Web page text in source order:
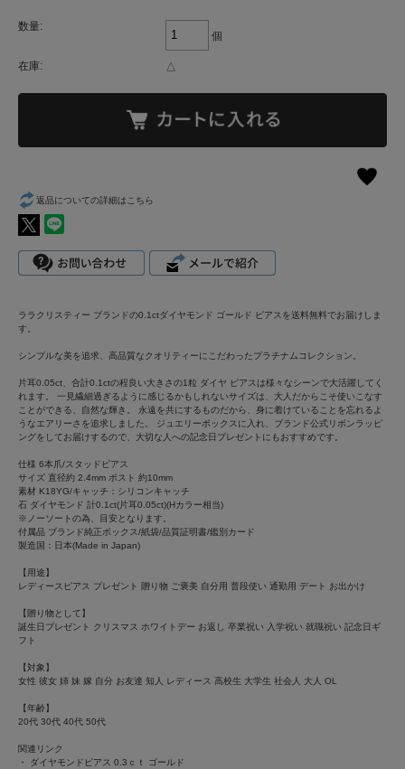
数量:
個
在庫: △
返品についての詳細はこちら
ララクリスティー ブランドの0.1ctダイヤモンド ゴールド ピアスを送料無料でお届けしま
す。
シンプルな美を追求、高品質なクオリティーにこだわったプラチナムコレクション。
片耳0.05ct、合計0.1ctの程良い大きさの1粒 ダイヤ ピアスは様々なシーンで大活躍してく
れます。 一見繊細過ぎるように感じるかもしれないサイズは、大人だからこそ使いこなす
ことができる、自然な輝き。 永遠を共にするものだから、身に着けていることを忘れるよ
うなエアリーさを追求しました。 ジュエリーボックスに入れ、ブランド公式リボンラッピ
ングをしてお届けするので、大切な人への記念日プレゼントにもおすすめです。
仕様 6本爪/スタッドピアス
サイズ 直径約 2.4mm ポスト 約10mm
素材 K18YG/キャッチ：シリコンキャッチ
石 ダイヤモンド 計0.1ct(片耳0.05ct)(Hカラー相当)
※ノーソートの為、目安となります。
付属品 ブランド純正ボックス/紙袋/品質証明書/鑑別カード
製造国：日本(Made in Japan)
【用途】
レディースピアス プレゼント 贈り物 ご褒美 自分用 普段使い 通勤用 デート お出かけ
【贈り物として】
誕生日プレゼント クリスマス ホワイトデー お返し 卒業祝い 入学祝い 就職祝い 記念日ギ
フト
【対象】
女性 彼女 姉 妹 嫁 自分 お友達 知人 レディース 高校生 大学生 社会人 大人 OL
【年齢】
20代 30代 40代 50代
関連リンク
・ ダイヤモンドピアス 0.3ｃｔ ゴールド